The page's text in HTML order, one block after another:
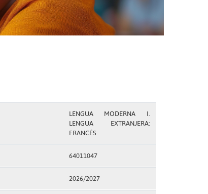
LENGUA MODERNA I.
LENGUA EXTRANJERA:
FRANCÉS
64011047
2026/2027